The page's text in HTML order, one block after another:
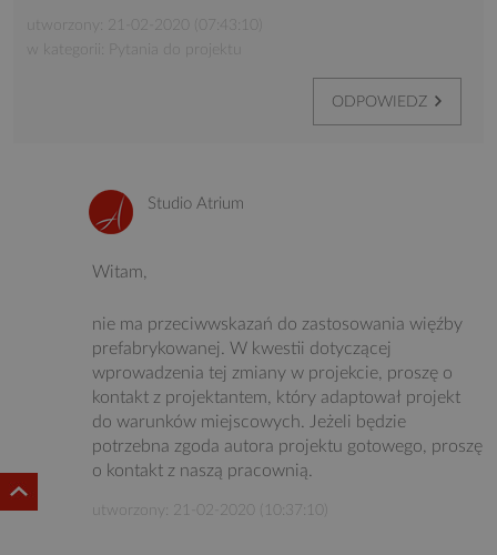
utworzony: 21-02-2020 (07:43:10)
w kategorii: Pytania do projektu
ODPOWIEDZ
Studio Atrium
Witam,
nie ma przeciwwskazań do zastosowania więźby
prefabrykowanej. W kwestii dotyczącej
wprowadzenia tej zmiany w projekcie, proszę o
kontakt z projektantem, który adaptował projekt
do warunków miejscowych. Jeżeli będzie
potrzebna zgoda autora projektu gotowego, proszę
o kontakt z naszą pracownią.
utworzony: 21-02-2020 (10:37:10)